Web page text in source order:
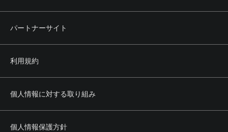
パートナーサイト
利用規約
個人情報に対する取り組み
個人情報保護方針